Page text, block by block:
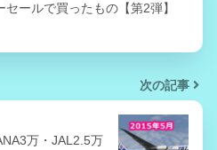
セールで買ったもの【第2弾】
次の記事
万・JAL2.5万